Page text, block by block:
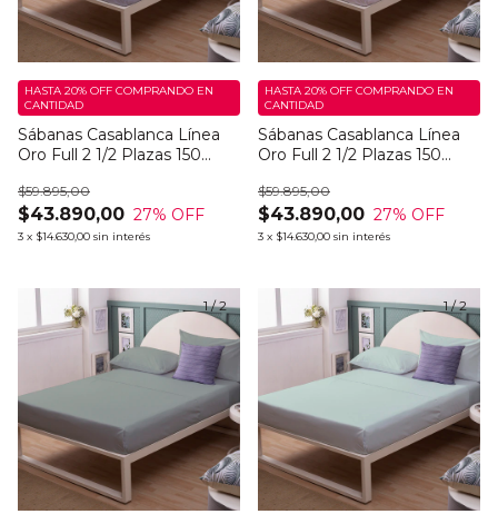
Sábanas Casablanca Línea
Oro Full 2 1/2 Plazas 150
$43.890,00
$59.895,00
27% OFF
3 x $14.630,00 sin interés
HASTA 20% OFF COMPRANDO EN
CANTIDAD
Sábanas Casablanca Línea
Oro Full 2 1/2 Plazas 150
$43.890,00
$59.895,00
27% OFF
3 x $14.630,00 sin interés
HASTA 20% OFF COMPRANDO EN
CANTIDAD
1/2 1/2